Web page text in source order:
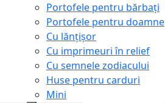
Portofele pentru bărbați
Portofele pentru doamne
Cu lănțișor
Cu imprimeuri în relief
Cu semnele zodiacului
Huse pentru carduri
Mini